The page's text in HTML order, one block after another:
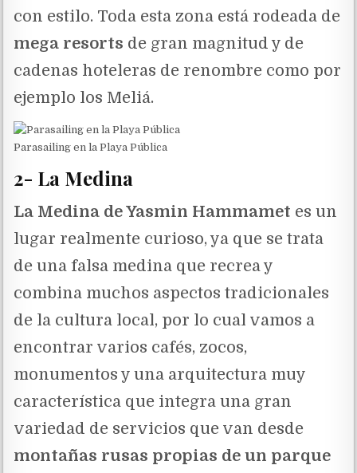
con estilo. Toda esta zona está rodeada de
mega resorts de gran magnitud y de
cadenas hoteleras de renombre como por
ejemplo los Meliá.
Parasailing en la Playa Pública
2- La Medina
La Medina de Yasmin Hammamet es un
lugar realmente curioso, ya que se trata
de una falsa medina que recrea y
combina muchos aspectos tradicionales
de la cultura local, por lo cual vamos a
encontrar varios cafés, zocos,
monumentos y una arquitectura muy
característica que integra una gran
variedad de servicios que van desde
montañas rusas propias de un parque